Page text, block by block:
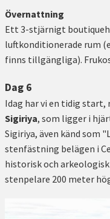
Övernattning
Ett 3-stjärnigt
luftkonditionerade rum
finns tillgängliga).
Dag 6
Idag har vi en tidig
Sigiriya, som ligger i
Sigiriya, även känd som
stenfästning belägen i
historisk och
stenpelare 200 meter